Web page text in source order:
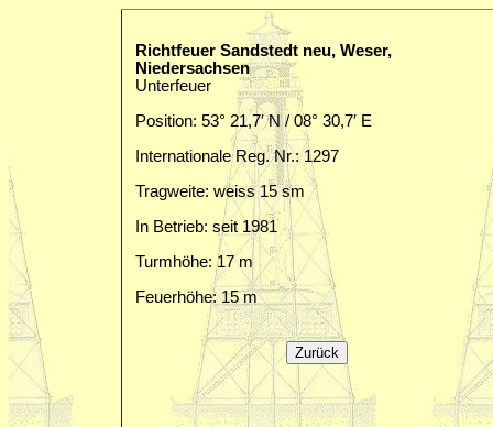
Richtfeuer Sandstedt neu, Weser,
Niedersachsen
Unterfeuer
Position: 53° 21,7′ N / 08° 30,7′ E
Internationale Reg. Nr.: 1297
Tragweite: weiss 15 sm
In Betrieb: seit 1981
Turmhöhe: 17 m
Feuerhöhe: 15 m